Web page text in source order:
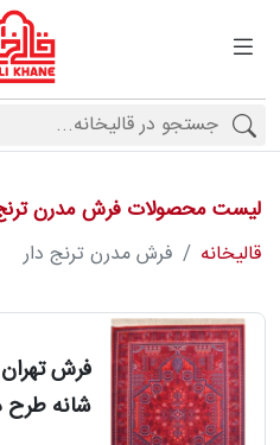
دسته
بندی
فرش
برندها
لیست محصولات فرش مدرن
قالیخانه فرش مدرن ترنج دار
شانه طرح